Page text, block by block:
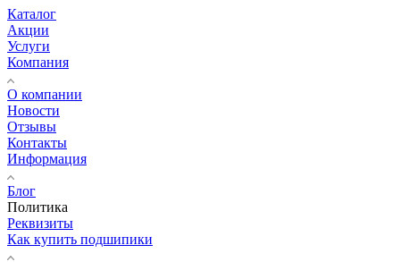
Каталог
Акции
Услуги
Компания
О компании
Новости
Отзывы
Контакты
Информация
Блог
Политика
Реквизиты
Как купить подшипики